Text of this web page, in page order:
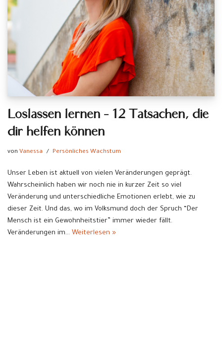
Loslassen lernen – 12 Tatsachen, die
dir helfen können
von Vanessa Persönliches Wachstum
Unser Leben ist aktuell von vielen Veränderungen geprägt.
Wahrscheinlich haben wir noch nie in kurzer Zeit so viel
Veränderung und unterschiedliche Emotionen erlebt, wie zu
dieser Zeit. Und das, wo im Volksmund doch der Spruch “Der
Mensch ist ein Gewohnheitstier” immer wieder fällt.
Veränderungen im… Weiterlesen »